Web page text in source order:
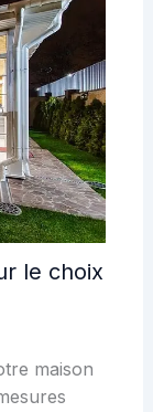
le choix
maison